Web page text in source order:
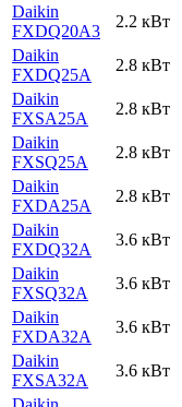
Daikin
FXDQ20A3
2.2 кВт
Daikin
FXDQ25A
2.8 кВт
Daikin
FXSA25A
2.8 кВт
Daikin
FXSQ25A
2.8 кВт
Daikin
FXDA25A
2.8 кВт
Daikin
FXDQ32A
3.6 кВт
Daikin
FXSQ32A
3.6 кВт
Daikin
FXDA32A
3.6 кВт
Daikin
FXSA32A
3.6 кВт